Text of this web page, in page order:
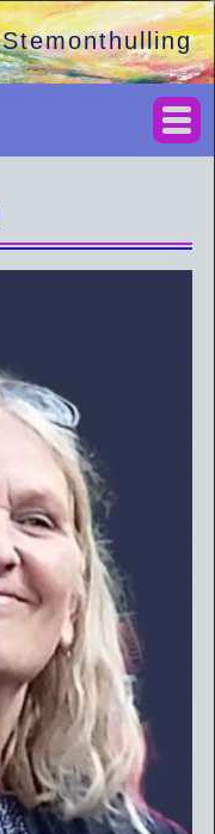
Stemonthulling